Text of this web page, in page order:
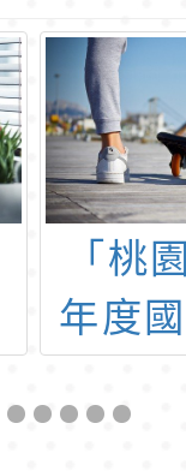
「桃
年度
學暨